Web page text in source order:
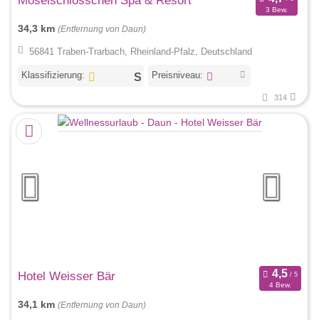
3 Bew.
34,3 km (Entfernung von Daun)
56841 Traben-Trarbach, Rheinland-Pfalz, Deutschland
Klassifizierung: Preisniveau:
314
Hotel Weisser Bär
4 Bew.
34,1 km (Entfernung von Daun)